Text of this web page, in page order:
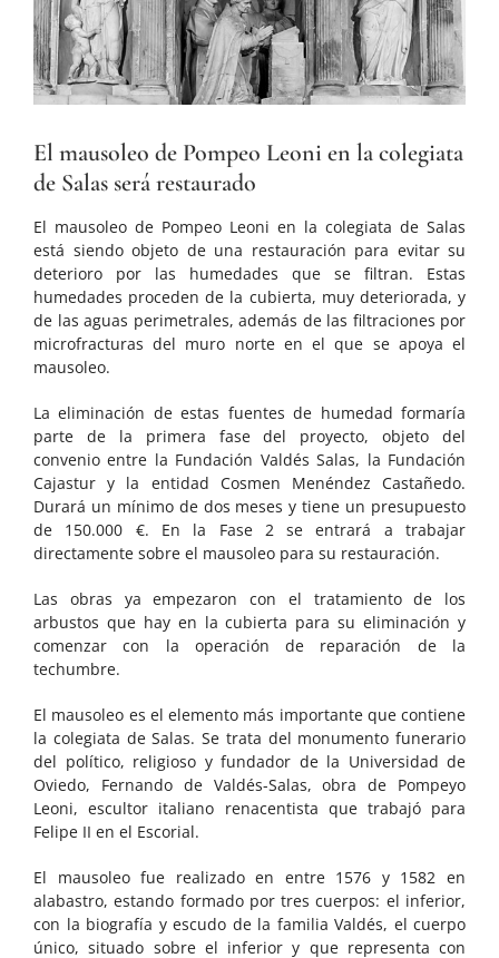
El mausoleo de Pompeo Leoni en la colegiata
de Salas será restaurado
El mausoleo de Pompeo Leoni en la colegiata de Salas
está siendo objeto de una restauración para evitar su
deterioro por las humedades que se filtran. Estas
humedades proceden de la cubierta, muy deteriorada, y
de las aguas perimetrales, además de las filtraciones por
microfracturas del muro norte en el que se apoya el
mausoleo.
La eliminación de estas fuentes de humedad formaría
parte de la primera fase del proyecto, objeto del
convenio entre la Fundación Valdés Salas, la Fundación
Cajastur y la entidad Cosmen Menéndez Castañedo.
Durará un mínimo de dos meses y tiene un presupuesto
de 150.000 €. En la Fase 2 se entrará a trabajar
directamente sobre el mausoleo para su restauración.
Las obras ya empezaron con el tratamiento de los
arbustos que hay en la cubierta para su eliminación y
comenzar con la operación de reparación de la
techumbre.
El mausoleo es el elemento más importante que contiene
la colegiata de Salas. Se trata del monumento funerario
del político, religioso y fundador de la Universidad de
Oviedo, Fernando de Valdés-Salas, obra de Pompeyo
Leoni, escultor italiano renacentista que trabajó para
Felipe II en el Escorial.
El mausoleo fue realizado en entre 1576 y 1582 en
alabastro, estando formado por tres cuerpos: el inferior,
con la biografía y escudo de la familia Valdés, el cuerpo
único, situado sobre el inferior y que representa con